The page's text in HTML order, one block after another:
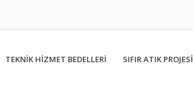
TEKNİK HİZMET BEDELLERİ SIFIR ATIK PROJESİ